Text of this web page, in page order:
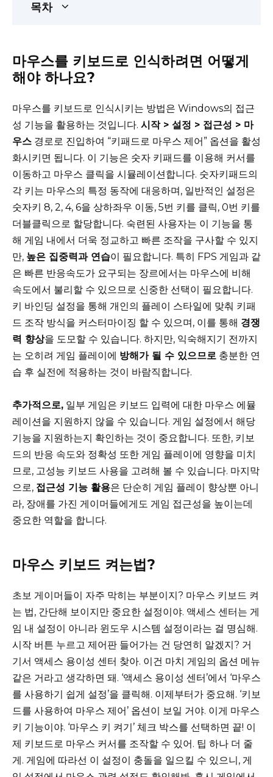
목차
마우스를 키보드로 인식하려면 어떻게
해야 하나요?
마우스를 키보드로 인식시키는 방법은 Windows의 접근
성 기능을 활용하는 것입니다. 시작 > 설정 > 접근성 > 마
우스 경로로 진입하여 “키패드로 마우스 제어” 옵션을 활성
화시키면 됩니다. 이 기능은 숫자 키패드를 이용해 커서를
이동하고 마우스 클릭을 시뮬레이션합니다. 숫자키패드의
각 키는 마우스의 특정 동작에 대응하며, 일반적인 설정은
숫자키 8, 2, 4, 6을 상하좌우 이동, 5번 키를 클릭, 0번 키를
더블클릭으로 할당합니다. 숙련된 사용자는 이 기능을 통
해 게임 내에서 더욱 정교하고 빠른 조작을 구사할 수 있지
만, 높은 집중력과 연습이 필요합니다. 특히 FPS 게임과 같
은 빠른 반응속도가 요구되는 장르에서는 마우스에 비해
속도에서 불리할 수 있으므로 신중한 선택이 필요합니다.
키 바인딩 설정을 통해 개인의 플레이 스타일에 맞춰 키패
드 조작 방식을 커스터마이징 할 수 있으며, 이를 통해 경쟁
력 향상을 도모할 수 있습니다. 하지만, 익숙해지기 전까지
는 오히려 게임 플레이에 방해가 될 수 있으므로 충분한 연
습 후 실전에 적용하는 것이 바람직합니다.
추가적으로, 일부 게임은 키보드 입력에 대한 마우스 에뮬
레이션을 지원하지 않을 수 있습니다. 게임 설정에서 해당
기능을 지원하는지 확인하는 것이 중요합니다. 또한, 키보
드의 반응 속도와 정확성 또한 게임 플레이에 영향을 미치
므로, 고성능 키보드 사용을 고려해 볼 수 있습니다. 마지막
으로, 접근성 기능 활용은 단순히 게임 플레이 향상뿐 아니
라, 장애를 가진 게이머들에게도 게임 접근성을 높이는데
중요한 역할을 합니다.
마우스 키보드 켜는법?
초보 게이머들이 자주 막히는 부분이지? 마우스 키보드 켜
는 법, 간단해 보이지만 중요한 설정이야. 액세스 센터는 게
임 내 설정이 아니라 윈도우 시스템 설정이라는 걸 명심해.
시작 버튼 누르고 제어판 들어가는 건 당연히 알겠지? 거
기서 액세스 용이성 센터 찾아. 이건 마치 게임의 옵션 메뉴
같은 거라고 생각하면 돼. ‘액세스 용이성 센터’에서 ‘마우스
를 사용하기 쉽게 설정’을 클릭해. 이제부터가 중요해. ‘키보
드를 사용하여 마우스 제어’ 옵션이 보일 거야. 이게 마우스
키 기능이야. ‘마우스 키 켜기’ 체크 박스를 선택하면 끝! 이
제 키보드로 마우스 커서를 조작할 수 있어. 팁 하나 더 줄
게. 게임에 따라선 이 설정이 충돌을 일으킬 수 있으니, 게